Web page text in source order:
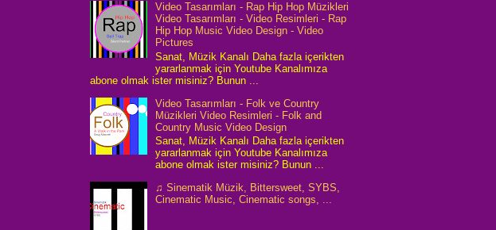
Video Tasarımları - Rap Hip Hop Müzikleri
Video Tasarımları - Video Resimleri - Rap
Hip Hop Music Video Design - Video
Pictures
Sanat, Müzik Kanalı Daha fazla içerikten
yararlanmak için Youtube Kanalımıza
abone olmak ister misiniz? Bunun ...
Video Tasarımları - Folk ve Country
Müzikleri Video Resimleri - Folk and
Country Music Video Design
Sanat, Müzik Kanalı Daha fazla içerikten
yararlanmak için Youtube Kanalımıza
abone olmak ister misiniz? Bunun ...
♫ Sinematik Müzik, Bittersweet, SYBS,
Cinematic Music, Cinematic songs, ...